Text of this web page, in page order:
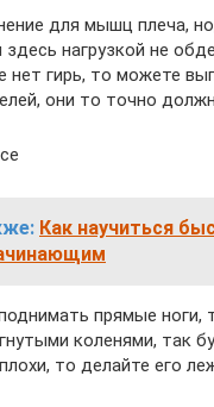
для мышц плеча,
нагрузкой не
нет гирь, то можете
они то точно
Как научиться
прямые ноги,
коленями, так
то делайте его